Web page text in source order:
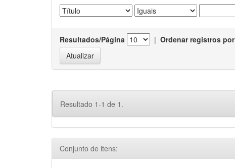
Resultados/Página | Ordenar registros por
Resultado 1-1 de 1.
Conjunto de itens: